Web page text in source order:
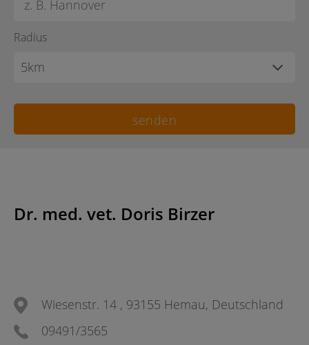
Radius
Dr. med. vet. Doris Birzer
Wiesenstr. 14 , 93155 Hemau, Deutschland
09491/3565